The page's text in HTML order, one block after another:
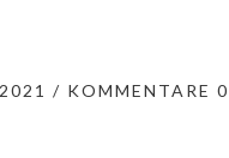
KOMMENTARE 0